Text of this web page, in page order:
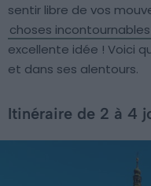
sentir libre de vos
choses
excellente idée ! Voici
et dans ses alentours.
Itinéraire de 2 à 4